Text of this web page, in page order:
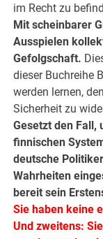
im Recht zu
Mit scheinbarer
Ausspielen
Gefolgschaft.
dieser Buchreihe
werden lernen,
Sicherheit zu
Gesetzt den Fall,
finnischen
deutsche
Wahrheiten
bereit sein
Sie haben keine
Und zweitens: